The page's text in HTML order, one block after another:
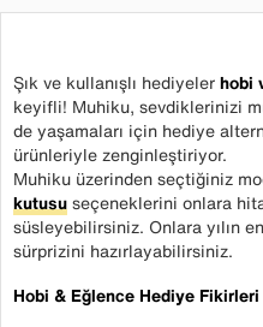
Şık ve kullanışlı hediyelerhobi
keyifli! Muhiku, sevdiklerinizi
de yaşamaları için hediye
ürünleriyle zenginleştiriyor.
Muhiku üzerinden seçtiğiniz
kutususeçeneklerini onlara
süsleyebilirsiniz. Onlara yılın
sürprizini hazırlayabilirsiniz.
Hobi & Eğlence Hediye Fikirleri